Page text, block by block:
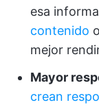
esa
contenido
mejor
Mayor
crean